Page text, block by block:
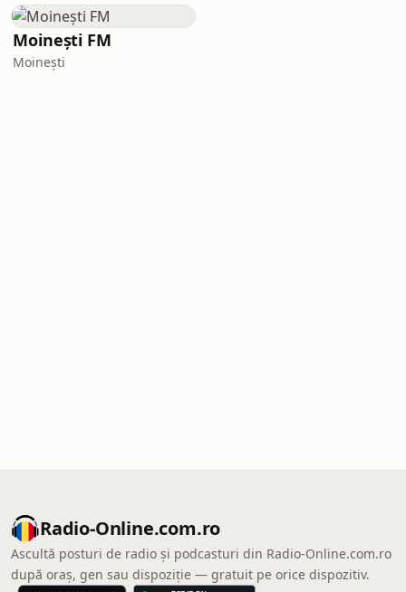
Moinești FM
Moinești
Radio-Online.com.ro
Ascultă posturi de radio și podcasturi din Radio-Online.com.ro
după oraș, gen sau dispoziție — gratuit pe orice dispozitiv.